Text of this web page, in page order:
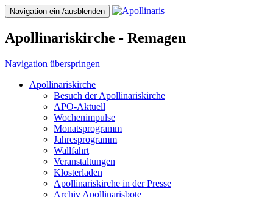
Navigation ein-/ausblenden
Apollinariskirche - Remagen
Navigation überspringen
Apollinariskirche
Besuch der Apollinariskirche
APO-Aktuell
Wochenimpulse
Monatsprogramm
Jahresprogramm
Wallfahrt
Veranstaltungen
Klosterladen
Apollinariskirche in der Presse
Archiv Apollinarisbote